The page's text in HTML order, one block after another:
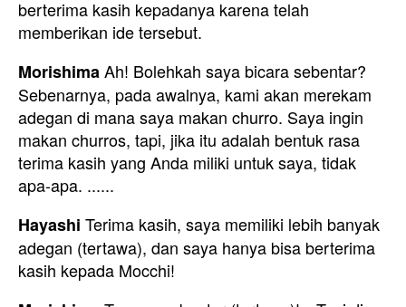
berterima kasih kepadanya karena telah
memberikan ide tersebut.
MorishimaAh! Bolehkah saya bicara sebentar?
Sebenarnya, pada awalnya, kami akan merekam
adegan di mana saya makan churro. Saya ingin
makan churros, tapi, jika itu adalah bentuk rasa
terima kasih yang Anda miliki untuk saya, tidak
apa-apa. ......
Hayashi Terima kasih, saya memiliki lebih banyak
adegan (tertawa), dan saya hanya bisa berterima
kasih kepada Mocchi!